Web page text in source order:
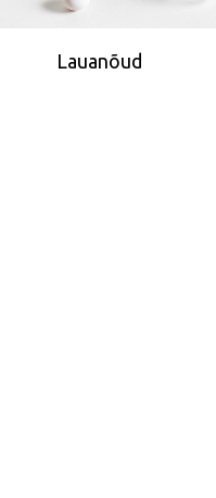
Lauanõud